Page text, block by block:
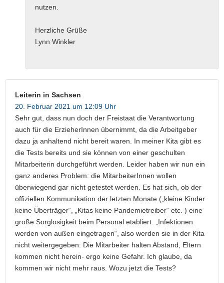
nutzen.
Herzliche Grüße
Lynn Winkler
Leiterin in Sachsen
20. Februar 2021 um 12:09 Uhr
Sehr gut, dass nun doch der Freistaat die Verantwortung
auch für die ErzieherInnen übernimmt, da die Arbeitgeber
dazu ja anhaltend nicht bereit waren. In meiner Kita gibt es
die Tests bereits und sie können von einer geschulten
Mitarbeiterin durchgeführt werden. Leider haben wir nun ein
ganz anderes Problem: die MitarbeiterInnen wollen
überwiegend gar nicht getestet werden. Es hat sich, ob der
offiziellen Kommunikation der letzten Monate („kleine Kinder
keine Überträger“, „Kitas keine Pandemietreiber“ etc. ) eine
große Sorglosigkeit beim Personal etabliert. „Infektionen
werden von außen eingetragen“, also werden sie in der Kita
nicht weitergegeben: Die Mitarbeiter halten Abstand, Eltern
kommen nicht herein- ergo keine Gefahr. Ich glaube, da
kommen wir nicht mehr raus. Wozu jetzt die Tests?